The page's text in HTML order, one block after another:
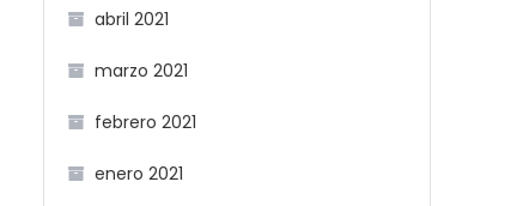
abril 2021
marzo 2021
febrero 2021
enero 2021